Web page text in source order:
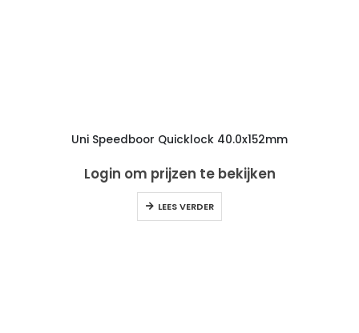
Uni Speedboor Quicklock 40.0x152mm
Login om prijzen te bekijken
LEES VERDER